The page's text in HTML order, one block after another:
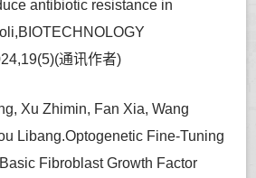
antibiotic resistance in
通讯作者)
Xu Zhimin, Fan Xia, Wang
Libang.Optogenetic Fine-Tuning
Fibroblast Growth Factor